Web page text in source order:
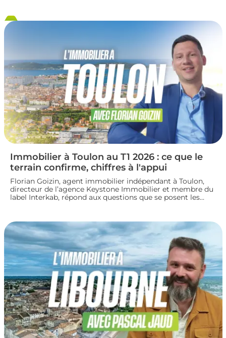
Immobilier à Toulon au T1 2026 : ce que le
terrain confirme, chiffres à l'appui
Florian Goizin, agent immobilier indépendant à Toulon,
directeur de l’agence Keystone Immobilier et membre du
label Interkab, répond aux questions que se posent les
révèle chaque jour.